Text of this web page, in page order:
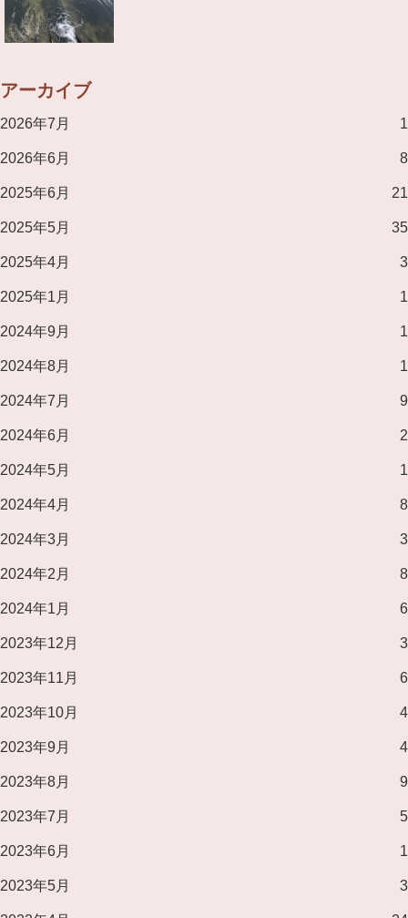
アーカイブ
2026年7月 1
2026年6月 8
2025年6月 21
2025年5月 35
2025年4月 3
2025年1月 1
2024年9月 1
2024年8月 1
2024年7月 9
2024年6月 2
2024年5月 1
2024年4月 8
2024年3月 3
2024年2月 8
2024年1月 6
2023年12月 3
2023年11月 6
2023年10月 4
2023年9月 4
2023年8月 9
2023年7月 5
2023年6月 1
2023年5月 3